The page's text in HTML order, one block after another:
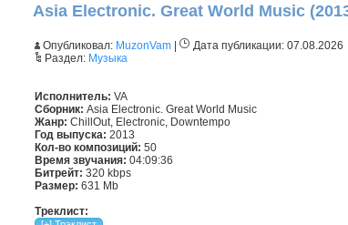
Asia Electronic. Great World Music
Опубликовал: MuzonVam Дата публикации: 07.08.2026
Раздел: Музыка
Исполнитель: VA
Сборник: Asia Electronic. Great World Music
Жанр: ChillOut, Electronic, Downtempo
Год выпуска: 2013
Кол-во композиций: 50
Время звучания: 04:09:36
Битрейт: 320 kbps
Размер: 631 Mb
Треклист: